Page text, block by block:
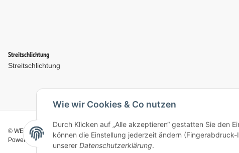
Wie wir Cookies & Co nutzen
Durch Klicken auf „Alle akzeptieren“ gestatten Sie den
können die Einstellung jederzeit ändern
unserer Datenschutzerklärung.
Streitschlichtung
Streitschlichtung
© WECS.EU - 2026
Powered by